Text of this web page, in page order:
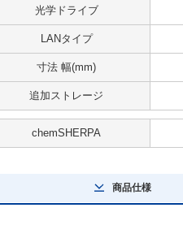
光学ドライブ
LANタイプ
寸法 幅(mm)
追加ストレージ
chemSHERPA
商品仕様